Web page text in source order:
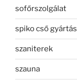
sofőrszolgálat
spiko cső gyártás
szaniterek
szauna